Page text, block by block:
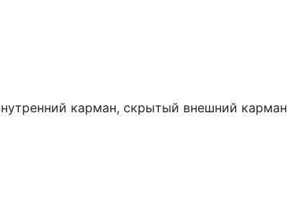
карман, скрытый внешний карман